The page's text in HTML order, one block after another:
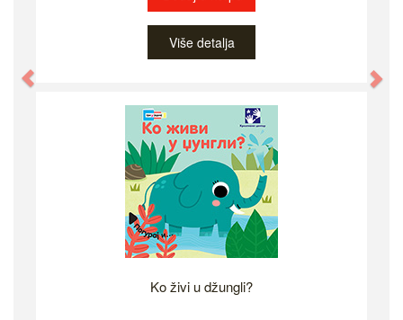
Više detalja
Ko živi u džungli?